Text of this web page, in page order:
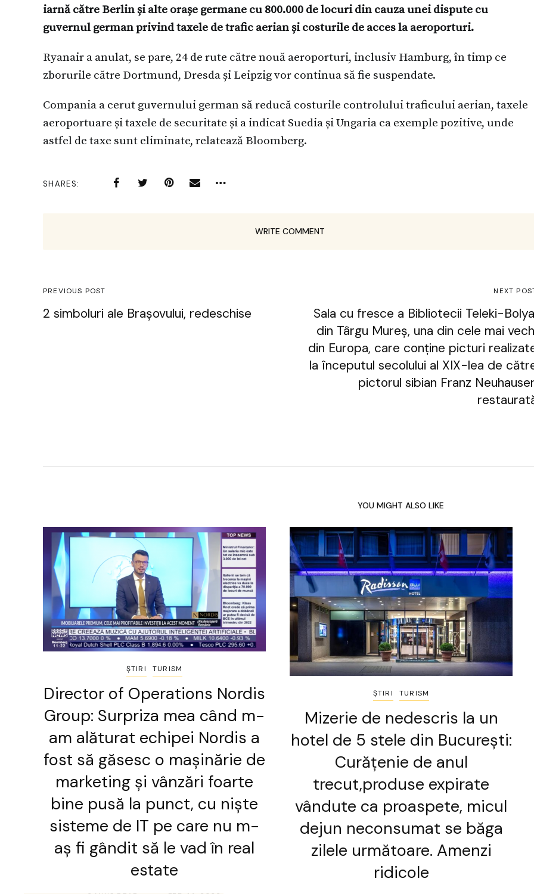
iarnă către Berlin și alte orașe germane cu 800.000 de locuri din cauza unei dispute cu
guvernul german privind taxele de trafic aerian și costurile de acces la aeroporturi.
Ryanair a anulat, se pare, 24 de rute către nouă aeroporturi, inclusiv Hamburg, în timp ce
zborurile către Dortmund, Dresda și Leipzig vor continua să fie suspendate.
Compania a cerut guvernului german să reducă costurile controlului traficului aerian, taxele
aeroportuare și taxele de securitate și a indicat Suedia și Ungaria ca exemple pozitive, unde
astfel de taxe sunt eliminate, relatează Bloomberg.
SHARES
WRITE COMMENT
PREVIOUS POST
2 simboluri ale Brașovului, redeschise
NEXT
Sala cu fresce a Bibliotecii Teleki-
din Târgu Mureș, una din cele mai
din Europa, care conține picturi
la începutul secolului al XIX-lea de
pictorul sibian Franz
YOU MIGHT ALSO LIKE
ȘTIRI TURISM
Director of Operations Nordis
Group: Surpriza mea când m-
am alăturat echipei Nordis a
fost să găsesc o mașinărie de
marketing și vânzări foarte
bine pusă la punct, cu niște
sisteme de IT pe care nu m-
aș fi gândit să le vad în real
estate
ȘTIRI TURISM
Mizerie de nedescris la un
hotel de 5 stele din București:
Curățenie de anul
trecut,produse expirate
vândute ca proaspete, micul
dejun neconsumat se băga
zilele următoare. Amenzi
ridicole